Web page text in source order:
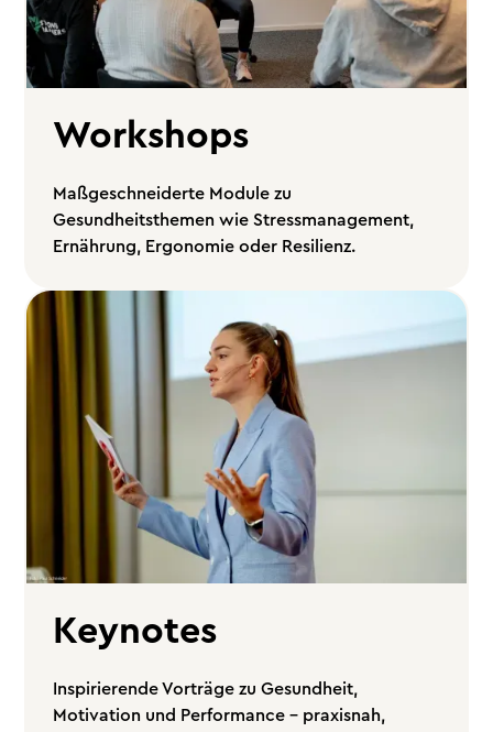
Workshops
Maßgeschneiderte Module zu
Gesundheitsthemen wie Stressmanagement,
Ernährung, Ergonomie oder Resilienz.
Keynotes
Inspirierende Vorträge zu Gesundheit,
Motivation und Performance – praxisnah,